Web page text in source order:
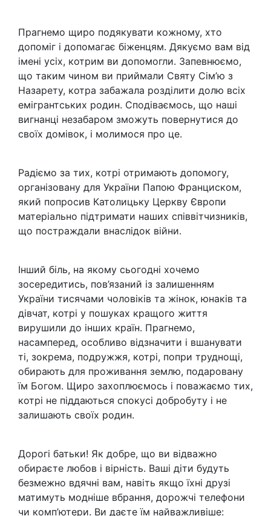
Прагнемо щиро подякувати кожному, хто
допоміг і допомагає біженцям. Дякуємо вам від
імені усіх, котрим ви допомогли. Запевнюємо,
що таким чином ви приймали Святу Сім’ю з
Назарету, котра забажала розділити долю всіх
емігрантських родин. Сподіваємось, що наші
вигнанці незабаром зможуть повернутися до
своїх домівок, і молимося про це.
Радіємо за тих, котрі отримають допомогу,
організовану для України Папою Франциском,
який попросив Католицьку Церкву Європи
матеріально підтримати наших співвітчизників,
що постраждали внаслідок війни.
Інший біль, на якому сьогодні хочемо
зосередитись, пов’язаний із залишенням
України тисячами чоловіків та жінок, юнаків та
дівчат, котрі у пошуках кращого життя
вирушили до інших країн. Прагнемо,
насамперед, особливо відзначити і вшанувати
ті, зокрема, подружжя, котрі, попри труднощі,
обирають для проживання землю, подаровану
їм Богом. Щиро захоплюємось і поважаємо тих,
котрі не піддаються спокусі добробуту і не
залишають своїх родин.
Дорогі батьки! Як добре, що ви відважно
обираєте любов і вірність. Ваші діти будуть
безмежно вдячні вам, навіть якщо їхні друзі
матимуть модніше вбрання, дорожчі телефони
чи комп’ютери. Ви даєте їм найважливіше: